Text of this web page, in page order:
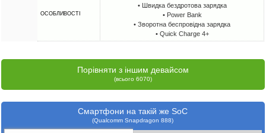
ОСОБЛИВОСТІ
• Швидка бездротова зарядка
• Power Bank
• Зворотна беспровідна зарядка
• Quick Charge 4+
Порівняти з іншим девайсом
(всього 6070)
Смартфони на такій же SoC
(Qualcomm Snapdragon 888)